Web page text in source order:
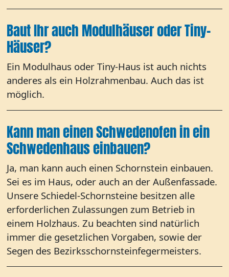
Baut Ihr auch Modulhäuser oder Tiny-
Häuser?
Ein Modulhaus oder Tiny-Haus ist auch nichts
anderes als ein Holzrahmenbau. Auch das ist
möglich.
Kann man einen Schwedenofen in ein
Schwedenhaus einbauen?
Ja, man kann auch einen Schornstein einbauen.
Sei es im Haus, oder auch an der Außenfassade.
Unsere Schiedel-Schornsteine besitzen alle
erforderlichen Zulassungen zum Betrieb in
einem Holzhaus. Zu beachten sind natürlich
immer die gesetzlichen Vorgaben, sowie der
Segen des Bezirksschornsteinfegermeisters.